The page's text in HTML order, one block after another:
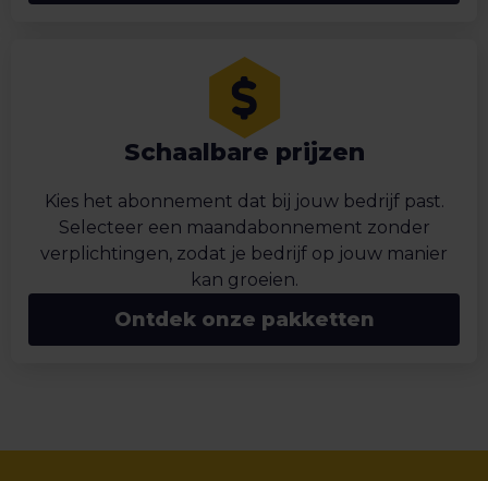
Schaalbare prijzen
Kies het abonnement dat bij jouw bedrijf past.
Selecteer een maandabonnement zonder
verplichtingen, zodat je bedrijf op jouw manier
kan groeien.
Ontdek onze pakketten